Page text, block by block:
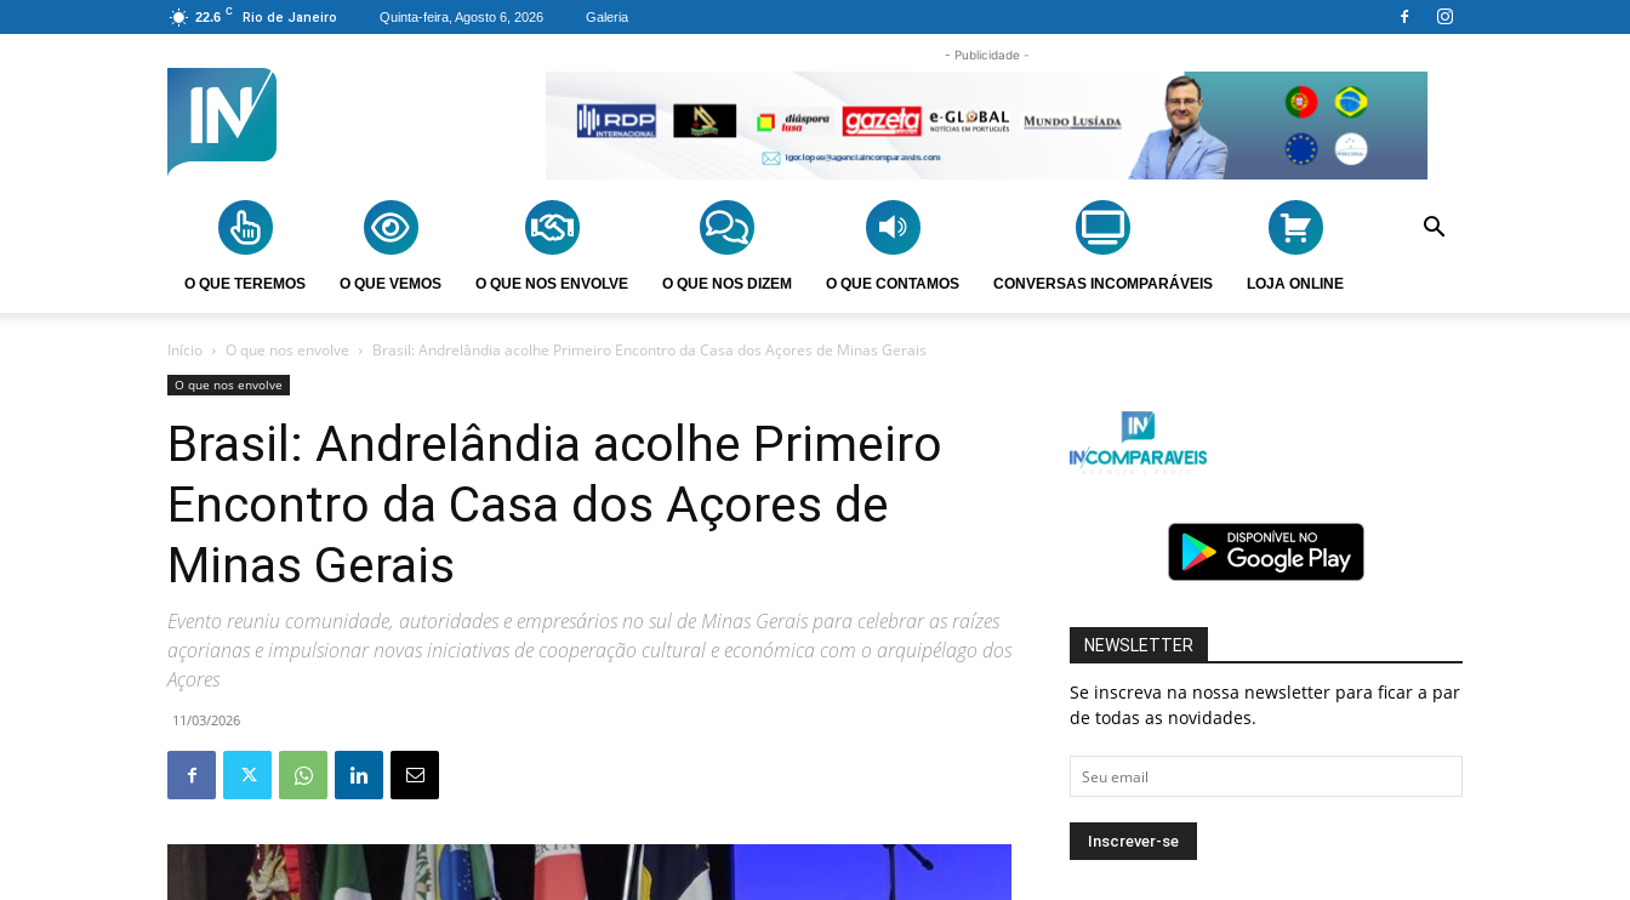
22.6 C Rio de Janeiro Quinta-feira, Agosto 6, 2026 Galeria
- Publicidade -
O QUE TEREMOS O QUE VEMOS O QUE NOS ENVOLVE O QUE NOS DIZEM O QUE CONTAMOS CONVERSAS INCOMPARÁVEIS LOJA ONLINE
Início O que nos envolve Brasil: Andrelândia acolhe Primeiro Encontro da Casa dos Açores de Minas Gerais
O que nos envolve
Brasil: Andrelândia acolhe Primeiro
Encontro da Casa dos Açores de
Minas Gerais
Evento reuniu comunidade, autoridades e empresários no sul de Minas Gerais para celebrar as raízes
açorianas e impulsionar novas iniciativas de cooperação cultural e económica com o arquipélago dos
Açores
11/03/2026
NEWSLETTER
Se inscreva na nossa newsletter para ficar a par
de todas as novidades.